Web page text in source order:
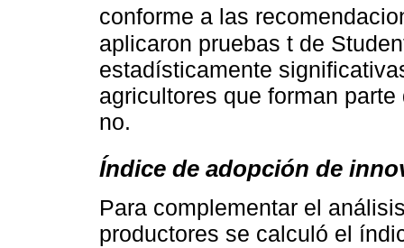
conforme a las
aplicaron pruebas t de
estadísticamente
agricultores que forman
no.
Índice de adopción de
Para complementar el
productores se calculó el